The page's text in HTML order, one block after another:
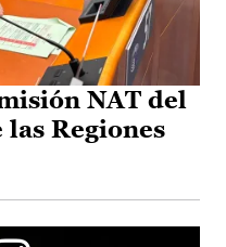
NAT del
Regiones